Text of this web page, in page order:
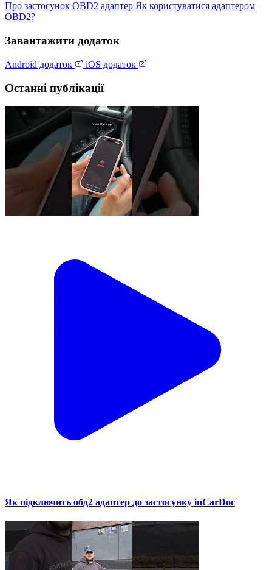
Про застосунок OBD2 адаптер Як користуватися адаптером
OBD2?
Завантажити додаток
Android додаток iOS додаток
Останні публікації
Як підключить обд2 адаптер до застосунку inCarDoc